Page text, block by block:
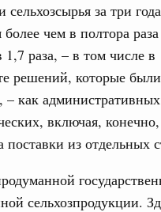
сельхозсырья за три года
более чем в полтора
1,7 раза, – в том числе в
решений, которые были
– как
включая,
поставки из отдельных
сельхозпродукции.
Кадастровая
перейдёт более
туризм
20,1%